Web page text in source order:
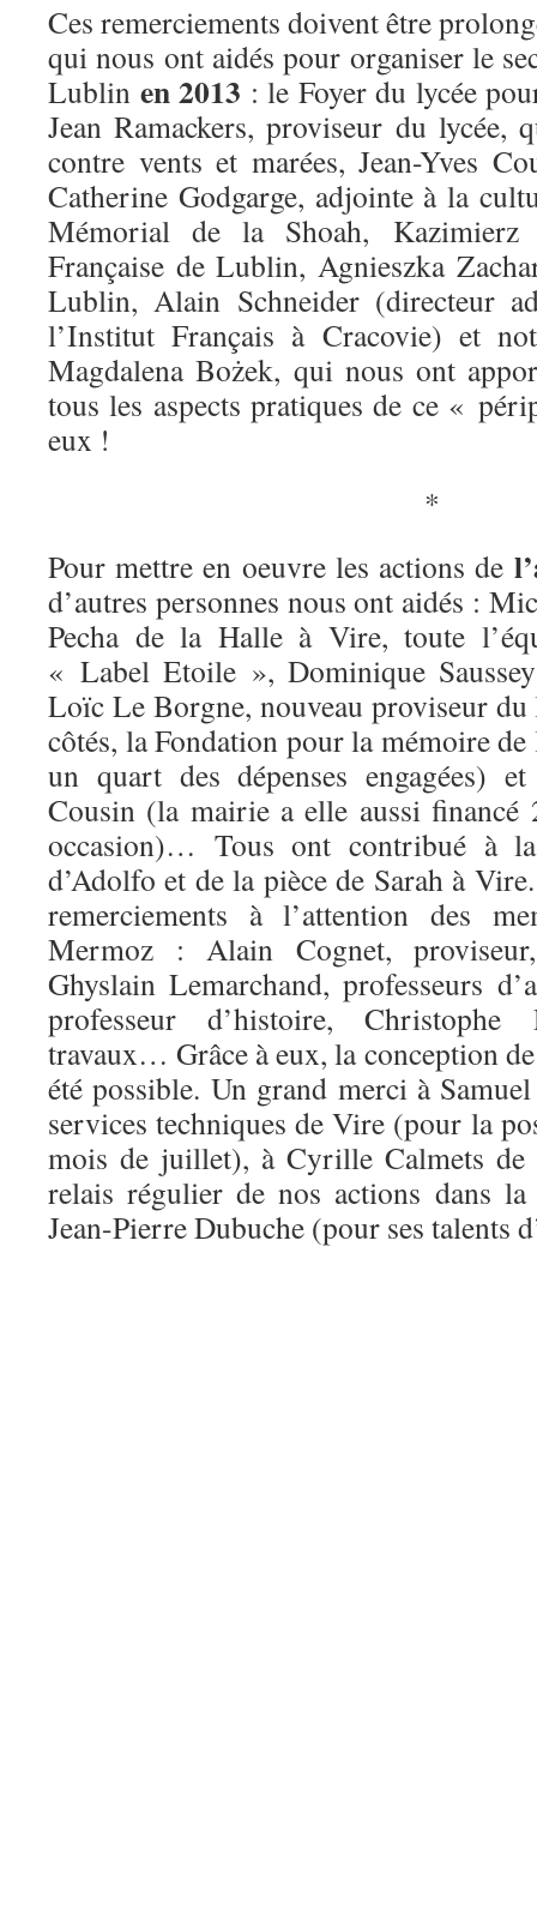
Ces remerciements doivent être
qui nous ont aidés pour organiser le
Lublin en 2013 : le Foyer du lycée
Jean Ramackers, proviseur du lycée,
contre vents et marées, Jean-Yves
Catherine Godgarge, adjointe à la
Mémorial de la Shoah, Kazimierz
Française de Lublin, Agnieszka
Lublin, Alain Schneider (directeur
l’Institut Français à Cracovie) et
Magdalena Bożek, qui nous ont
tous les aspects pratiques de ce «
eux !
*
Pour mettre en oeuvre les actions de
d’autres personnes nous ont aidés :
Pecha de la Halle à Vire, toute
« Label Etoile », Dominique
Loïc Le Borgne, nouveau proviseur du
côtés, la Fondation pour la mémoire
un quart des dépenses engagées)
Cousin (la mairie a elle aussi financé
occasion)… Tous ont contribué à
d’Adolfo et de la pièce de Sarah à
remerciements à l’attention des
Mermoz : Alain Cognet,
Ghyslain Lemarchand, professeurs
professeur d’histoire,
travaux… Grâce à eux, la conception
été possible. Un grand merci à
services techniques de Vire (pour la
mois de juillet), à Cyrille Calmets de
relais régulier de nos actions dans
Jean-Pierre Dubuche (pour ses talents